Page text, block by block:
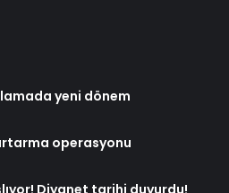
yeni dönem
operasyonu
Diyanet tarihi duyurdu!